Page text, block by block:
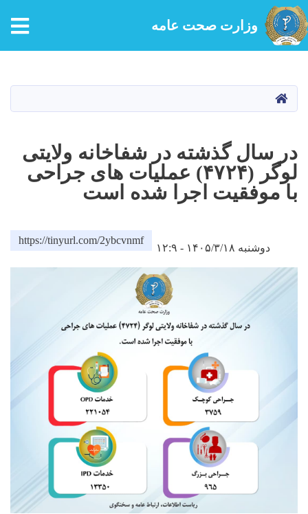
content
وزارت صحت عامه
HOME
در سال گذشته در شفاخانه ولایتی
لوگر (۴۷۲۴) عملیات های جراحی
با موفقیت اجرا شده است
دوشنبه ۱۴۰۵/۳/۱۸ - ۱۲:۹
https://tinyurl.com/2ybcvnmf